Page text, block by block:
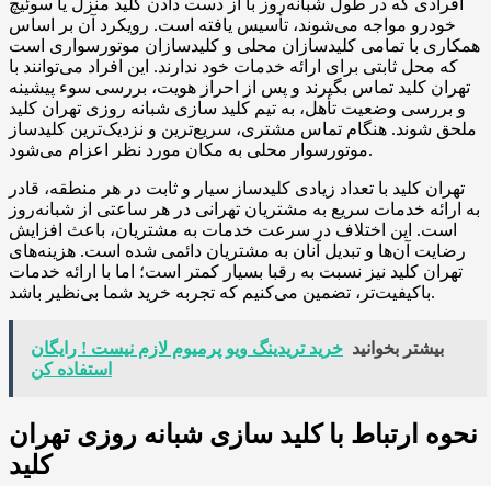
خودرو مواجه می‌شوند، تأسیس یافته است. رویکرد آن بر اساس
همکاری با تمامی کلیدسازان محلی و کلیدسازان موتورسواری است
که محل ثابتی برای ارائه خدمات خود ندارند. این افراد می‌توانند با
تهران کلید تماس بگیرند و پس از احراز هویت، بررسی سوء پیشینه
و بررسی وضعیت تأهل، به تیم کلید سازی شبانه روزی تهران کلید
ملحق شوند. هنگام تماس مشتری، سریع‌ترین و نزدیک‌ترین کلیدساز
موتورسوار محلی به مکان مورد نظر اعزام می‌شود.
تهران کلید با تعداد زیادی کلیدساز سیار و ثابت در هر منطقه، قادر
به ارائه خدمات سریع به مشتریان تهرانی در هر ساعتی از شبانه‌روز
است. این اختلاف در سرعت خدمات به مشتریان، باعث افزایش
رضایت آن‌ها و تبدیل آنان به مشتریان دائمی شده است. هزینه‌های
تهران کلید نیز نسبت به رقبا بسیار کمتر است؛ اما با ارائه خدمات
باکیفیت‌تر، تضمین می‌کنیم که تجربه خرید شما بی‌نظیر باشد.
بیشتر بخوانید خرید تریدینگ ویو پرمیوم لازم نیست ! رایگان
استفاده کن
نحوه ارتباط با کلید سازی شبانه روزی تهران
کلید